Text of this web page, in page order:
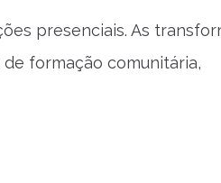
presenciais. As
formação comunitária,